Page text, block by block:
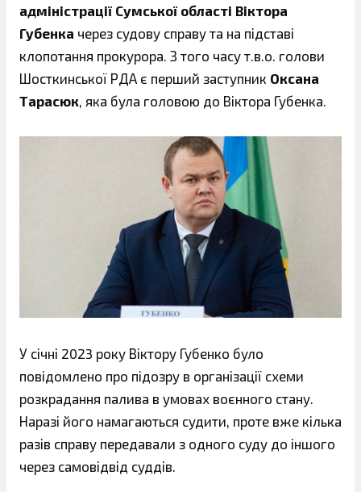
адміністрації Сумської області Віктора
Губенка через судову справу та на підставі
клопотання прокурора. З того часу т.в.о. голови
Шосткинської РДА є перший заступник Оксана
Тарасюк , яка була головою до Віктора Губенка.
У січні 2023 року Віктору Губенко було
повідомлено про підозру в організації схеми
розкрадання палива в умовах воєнного стану.
Наразі його намагаються судити, проте вже кілька
разів справу передавали з одного суду до іншого
через самовідвід суддів.